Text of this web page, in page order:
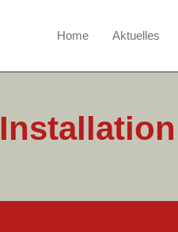
Home Aktuelles
Installation